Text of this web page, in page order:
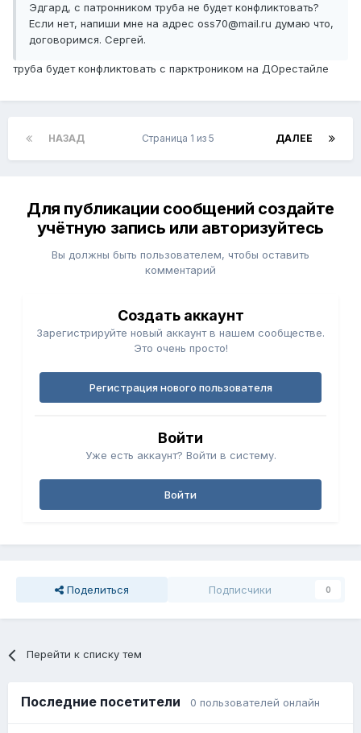
Эдгард, с патронником труба не будет конфликтовать?
Если нет, напиши мне на адрес oss70@mail.ru думаю что,
договоримся. Сергей.
труба будет конфликтовать с парктроником на ДОрестайле
НАЗАД ДАЛЕЕ
Страница 1 из 5
Для публикации сообщений создайте
учётную запись или авторизуйтесь
Вы должны быть пользователем, чтобы оставить
комментарий
Создать аккаунт
Зарегистрируйте новый аккаунт в нашем сообществе.
Это очень просто!
Регистрация нового пользователя
Войти
Уже есть аккаунт? Войти в систему.
Войти
Поделиться Подписчики 0
Перейти к списку тем
Последние посетители 0 пользователей онлайн